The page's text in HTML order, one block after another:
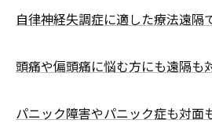
自律神経失調症に適した療法遠隔
頭痛や偏頭痛に悩む方にも遠隔も
パニック障害やパニック症も対面